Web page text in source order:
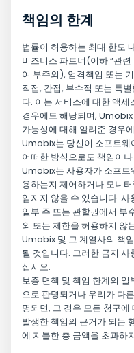
책임의 한계
법률이 허용하는 최대 한도
비즈니스 파트너(이하 “관
여 부주의), 엄격책임 또는
직접, 간접, 부수적 또는 특
다. 이는 서비스에 대한 액
경우에도 해당되며,
가능성에 대해 알려준 경우
Umobix는 당신이 소프트웨
어떠한 방식으로도 책임이
Umobix는 사용자가 소프트
용하는지 제어하거나 모니
임지지 않을 수 있습니다.
일부 주 또는 관할권에서 부
외 또는 제한을 허용하지 않
Umobix 및 그 계열사의 책
될 것입니다. 그러한 금지
십시오.
보증 면책 및 책임 한계의
으로 판명되거나 우리가 다
명되면, 그 경우 모든 청구
발생한 책임의 근거가 되는
에 지불한 총 금액을 초과하